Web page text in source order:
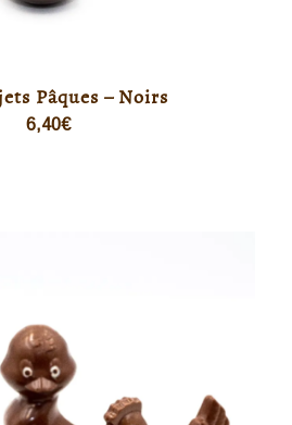
Pâques – Noirs
6,40€